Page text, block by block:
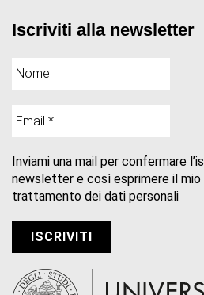
Iscriviti alla newsletter
Inviami una mail per confermare
newsletter e così esprimere il mio
trattamento dei dati personali